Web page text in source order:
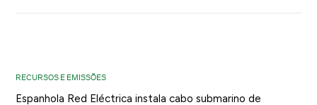
RECURSOS E EMISSÕES
Espanhola Red Eléctrica instala cabo submarino de